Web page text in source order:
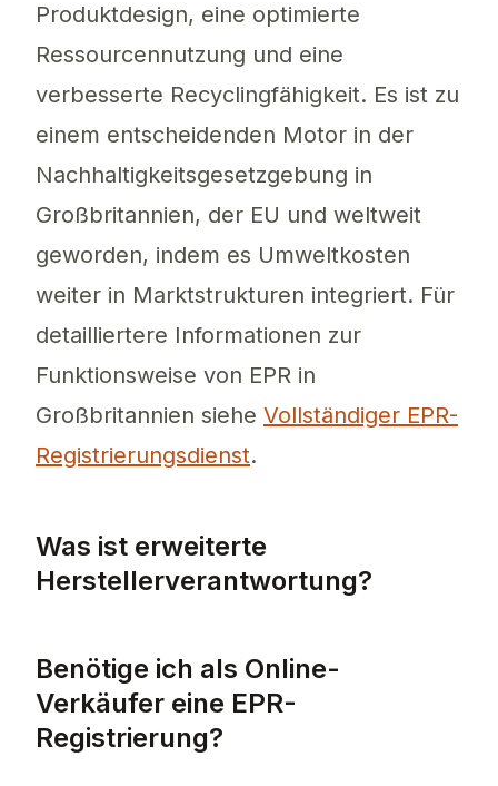
Produktdesign, eine optimierte
Ressourcennutzung und eine
verbesserte Recyclingfähigkeit. Es ist zu
einem entscheidenden Motor in der
Nachhaltigkeitsgesetzgebung in
Großbritannien, der EU und weltweit
geworden, indem es Umweltkosten
weiter in Marktstrukturen integriert. Für
detailliertere Informationen zur
Funktionsweise von EPR in
Großbritannien siehe Vollständiger EPR-
Registrierungsdienst.
Was ist erweiterte
Herstellerverantwortung?
Benötige ich als Online-
Verkäufer eine EPR-
Registrierung?